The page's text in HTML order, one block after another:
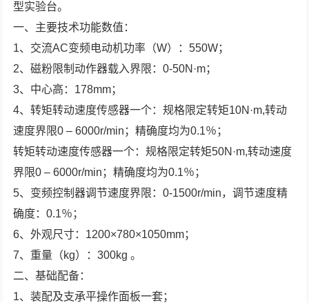
型实验台。
一、主要技术功能数值：
1、交流AC变频电动机功率（W）：550W；
2、磁粉限制动作器载入界限：0-50N·m；
3、中心高：178mm；
4、转矩转动速度传感器一个：规格限定转矩10N·m,转动
速度界限0 – 6000r/min；精确度均为0.1％；
转矩转动速度传感器一个：规格限定转矩50N·m,转动速度
界限0 – 6000r/min；精确度均为0.1％；
5、变频控制器调节速度界限：0-1500r/min，调节速度精
确度：0.1％；
6、外观尺寸：1200×780×1050mm；
7、重量（kg）：300kg 。
二、基础配备：
1、装配及支承平操作面板一套；